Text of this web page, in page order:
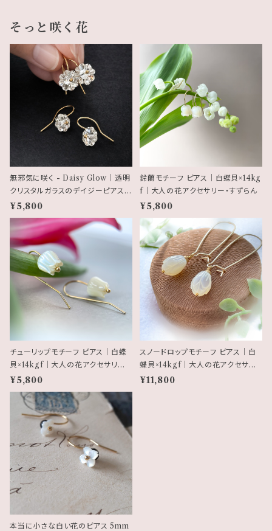
そっと咲く花
無邪気に咲く - Daisy Glow｜透明
クリスタルガラスのデイジーピアス
（2サイズ展開）14kgf
¥5,800
鈴蘭モチーフ ピアス｜白蝶貝×14kg
f｜大人の花アクセサリー・すずらん
¥5,800
チューリップモチーフ ピアス｜白蝶
貝×14kgf｜大人の花アクセサリー・
チューリップ
¥5,800
スノードロップモチーフ ピアス｜白
蝶貝×14kgf｜大人の花アクセサリ
ー・スノードロップ
¥11,800
本当に小さな白い花のピアス 5mm